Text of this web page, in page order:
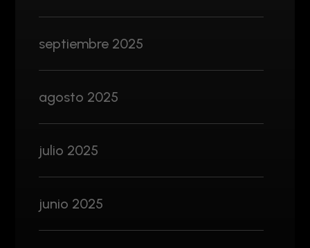
septiembre 2025
agosto 2025
julio 2025
junio 2025